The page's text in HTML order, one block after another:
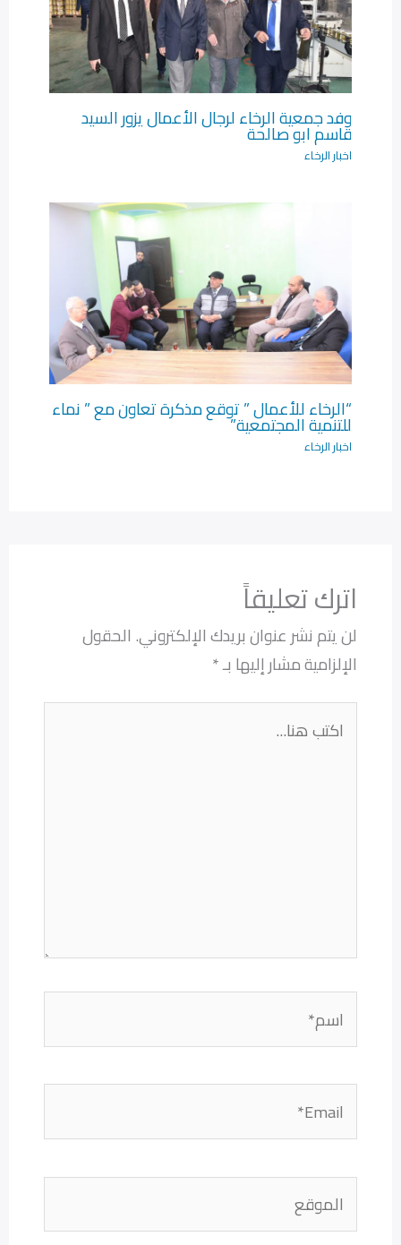
وفد جمعية الرخاء لرجال الأعمال يزور السيد
قاسم ابو صالحة
اخبار الرخاء
“الرخاء للأعمال ” توقع مذكرة تعاون مع ” نماء
للتنمية المجتمعية”
اخبار الرخاء
اترك تعليقاً
لن يتم نشر عنوان بريدك الإلكتروني. الحقول
الإلزامية مشار إليها بـ*
هنا...